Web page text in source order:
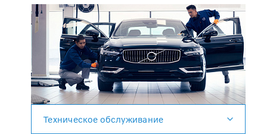
Техническое обслуживание